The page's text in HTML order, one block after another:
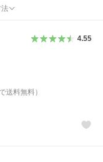
4.55
送料無料）